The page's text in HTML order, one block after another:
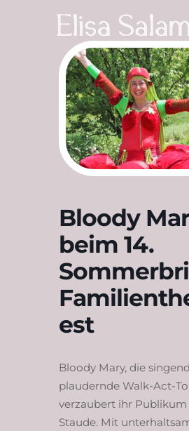
Bloody
beim 14.
est
Bloody Mary, die
plaudernde Walk-Act-
verzaubert ihr Publikum
Staude. Mit